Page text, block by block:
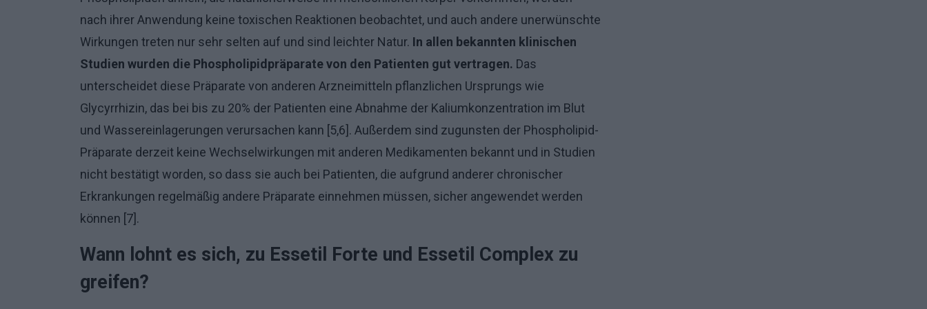
nach ihrer Anwendung keine toxischen Reaktionen beobachtet, und auch andere unerwünschte
Wirkungen treten nur sehr selten auf und sind leichter Natur. In allen bekannten klinischen
Studien wurden die Phospholipidpräparate von den Patienten gut vertragen. Das
unterscheidet diese Präparate von anderen Arzneimitteln pflanzlichen Ursprungs wie
Glycyrrhizin, das bei bis zu 20% der Patienten eine Abnahme der Kaliumkonzentration im Blut
und Wassereinlagerungen verursachen kann [5,6]. Außerdem sind zugunsten der Phospholipid-
Präparate derzeit keine Wechselwirkungen mit anderen Medikamenten bekannt und in Studien
nicht bestätigt worden, so dass sie auch bei Patienten, die aufgrund anderer chronischer
Erkrankungen regelmäßig andere Präparate einnehmen müssen, sicher angewendet werden
können [7].
Wann lohnt es sich, zu Essetil Forte und Essetil Complex zu
greifen?